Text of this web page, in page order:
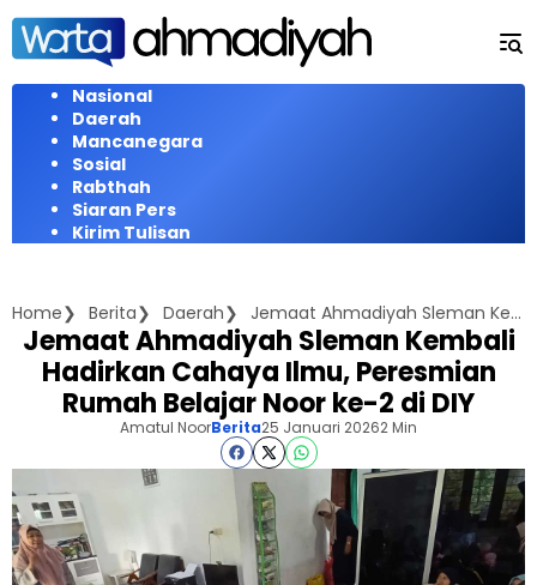
Langsung
konten
Nasional
Daerah
Mancanegara
Sosial
Rabthah
Siaran Pers
Kirim Tulisan
Home Berita Daerah Jemaat Ahmadiyah Sleman Kembali Hadirkan Cahaya Ilmu, Peresmian Rumah Belajar Noor ke-2 di DIY
Jemaat Ahmadiyah Sleman Kembali
Hadirkan Cahaya Ilmu, Peresmian
Rumah Belajar Noor ke-2 di DIY
Amatul NoorBerita25 Januari 20262 Min